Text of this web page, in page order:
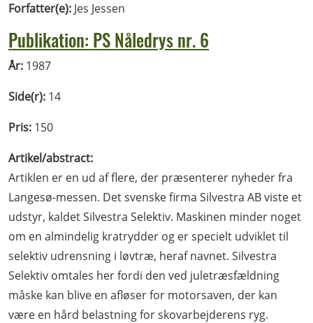
Forfatter(e): Jes Jessen
Publikation: PS Nåledrys nr. 6
År: 1987
Side(r): 14
Pris: 150
Artikel/abstract:
Artiklen er en ud af flere, der præsenterer nyheder fra
Langesø-messen. Det svenske firma Silvestra AB viste et
udstyr, kaldet Silvestra Selektiv. Maskinen minder noget
om en almindelig kratrydder og er specielt udviklet til
selektiv udrensning i løvtræ, heraf navnet. Silvestra
Selektiv omtales her fordi den ved juletræsfældning
måske kan blive en afløser for motorsaven, der kan
være en hård belastning for skovarbejderens ryg.